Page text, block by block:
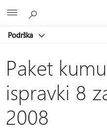
Podrška
Paket
ispravki 8
2008